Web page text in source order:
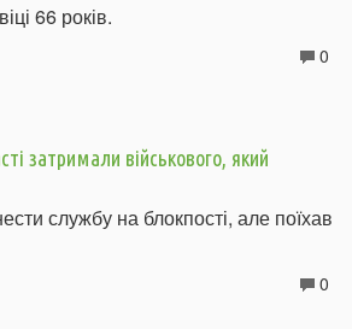
66 років.
0
затримали військового, який
службу на блокпості, але поїхав
0